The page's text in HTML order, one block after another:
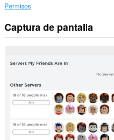
Permisos
Esta
extensión
tus
en
sitios
Web.
Captura de pantalla